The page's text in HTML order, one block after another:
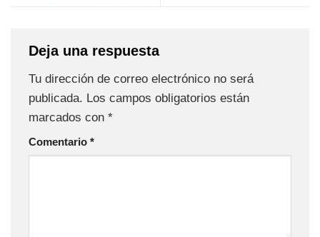
Deja una respuesta
Tu dirección de correo electrónico no será
publicada. Los campos obligatorios están
marcados con *
Comentario *